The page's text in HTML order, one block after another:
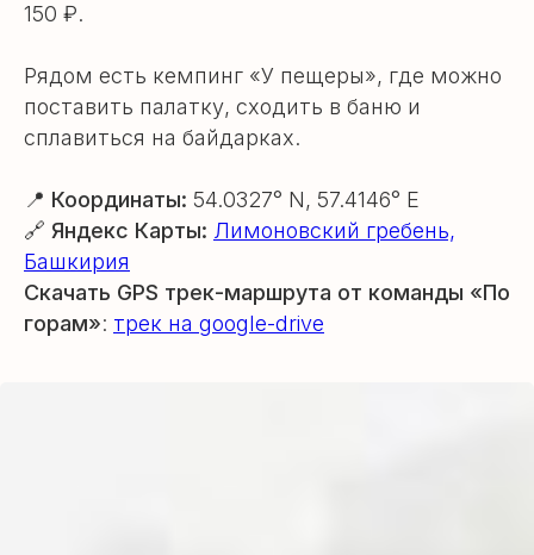
150 ₽.
Рядом есть кемпинг «У пещеры», где можно
поставить палатку, сходить в баню и
сплавиться на байдарках.
📍 Координаты: 54.0327° N, 57.4146° E
🔗 Яндекс Карты: Лимоновский гребень,
Башкирия
Скачать GPS трек-маршрута от команды «По
горам»: трек на google-drive